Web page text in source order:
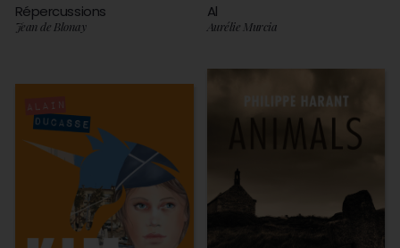
Répercussions
Jean de Blonay
Al
Aurélie Murcia